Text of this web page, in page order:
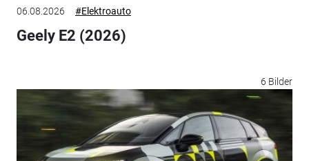
06.08.2026 #Elektroauto
Geely E2 (2026)
6 Bilder